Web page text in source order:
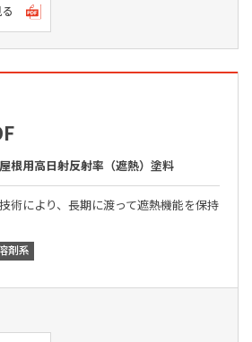
根用高日射反射率（遮熱）塗料
術により、長期に渡って遮熱機能を保持
剤系